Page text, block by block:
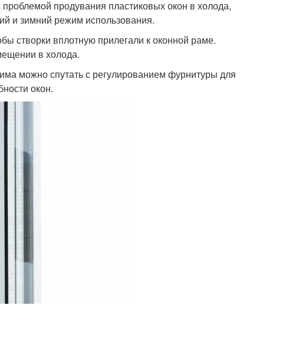
продувания пластиковых окон в холода,
и зимний режим использования.
створки вплотную прилегали к оконной раме.
в холода.
можно спутать с регулированием фурнитуры для
окон.